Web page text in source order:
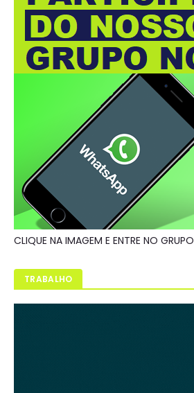
CLIQUE NA IMAGEM E ENTRE NO GRUPO
TRABALHO